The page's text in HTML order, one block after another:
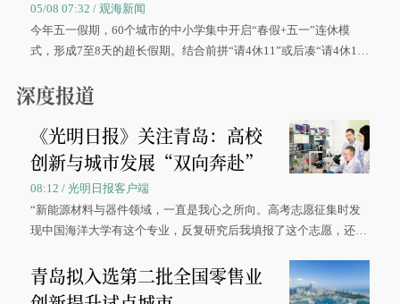
05/08 07:32 / 观海新闻
今年五一假期，60个城市的中小学集中开启“春假+五一”连休模
式，形成7至8天的超长假期。结合前拼“请4休11”或后凑“请4休1
深度报道
《光明日报》关注青岛：高校
创新与城市发展“双向奔赴”
08:12 / 光明日报客户端
“新能源材料与器件领域，一直是我心之所向。高考志愿征集时发
现中国海洋大学有这个专业，反复研究后我填报了这个志愿，还真
大学材料科学与工程学院材料类专业的录取通知书。
青岛拟入选第二批全国零售业